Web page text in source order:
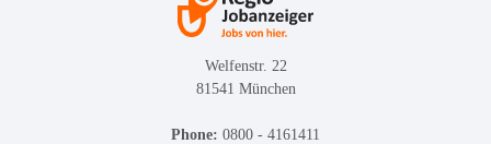
Welfenstr. 22
81541 München
Phone: 0800 - 4161411